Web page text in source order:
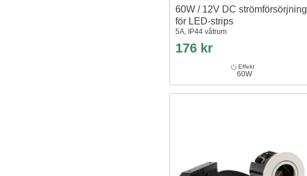
60W / 12V DC strömförsörjning
för LED-strips
5A, IP44 våtrum
176 kr
Effekt
60W